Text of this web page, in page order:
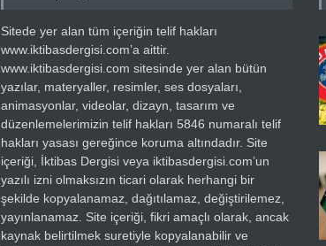
Sitede yer alan tüm içeriğin telif hakları
www.iktibasdergisi.com’a aittir.
www.iktibasdergisi.com sitesinde yer alan bütün
yazılar, materyaller, resimler, ses dosyaları,
animasyonlar, videolar, dizayn, tasarım ve
düzenlemelerimizin telif hakları 5846 numaralı telif
hakları yasası gereğince koruma altındadır. Site
içeriği, İktibas Dergisi veya iktibasdergisi.com’un
yazılı izni olmaksızın ticari olarak herhangi bir
şekilde kopyalanamaz, dağıtılamaz, değiştirilemez,
yayınlanamaz. Site içeriği, fikri amaçlı olarak, ancak
kaynak belirtilmek suretiyle kopyalanabilir ve